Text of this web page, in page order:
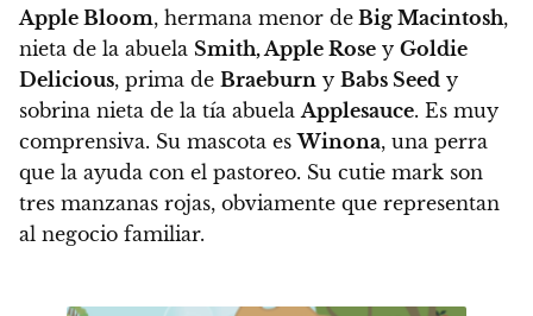
Apple Bloom, hermana menor de Big Macintosh,
nieta de la abuela Smith, Apple Rose y Goldie
Delicious, prima de Braeburn y Babs Seed y
sobrina nieta de la tía abuela Applesauce. Es muy
comprensiva. Su mascota esWinona, una perra
que la ayuda con el pastoreo. Su cutie mark son
tres manzanas rojas, obviamente que representan
al negocio familiar.